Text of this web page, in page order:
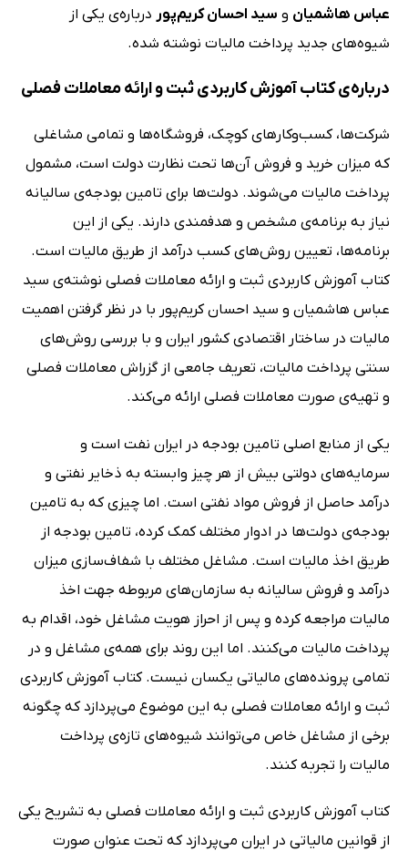
عباس هاشمیان و سید احسان کریم‌پور درباره‌ی یکی از
شیوه‌های جدید پرداخت مالیات نوشته شده.
درباره‌ی کتاب آموزش کاربردی ثبت و ارائه معاملات فصلی
شرکت‌ها، کسب‌وکارهای کوچک، فروشگاه‌ها و تمامی مشاغلی
که میزان خرید و فروش آن‌ها تحت نظارت دولت است، مشمول
پرداخت مالیات می‌شوند. دولت‌ها برای تامین بودجه‌ی سالیانه
نیاز به برنامه‌ی مشخص و هدفمندی دارند. یکی از این
برنامه‌ها، تعیین روش‌های کسب درآمد از طریق مالیات است.
کتاب آموزش کاربردی ثبت و ارائه معاملات فصلی نوشته‌ی سید
عباس هاشمیان و سید احسان کریم‌پور با در نظر گرفتن اهمیت
مالیات در ساختار اقتصادی کشور ایران و با بررسی روش‌های
سنتی پرداخت مالیات، تعریف جامعی از گزراش معاملات فصلی
و تهیه‌ی صورت معاملات فصلی ارائه می‌کند.
یکی از منابع اصلی تامین بودجه در ایران نفت است و
سرمایه‌های دولتی بیش از هر چیز وابسته به ذخایر نفتی و
درآمد حاصل از فروش مواد نفتی است. اما چیزی که به تامین
بودجه‌ی دولت‌ها در ادوار مختلف کمک‌ کرده، تامین بودجه از
طریق اخذ مالیات است. مشاغل مختلف با شفاف‌سازی میزان
درآمد و فروش سالیانه به سازمان‌های مربوطه جهت اخذ
مالیات مراجعه کرده و پس از احراز هویت مشاغل خود، اقدام به
پرداخت مالیات می‌کنند. اما این روند برای همه‌ی مشاغل و در
تمامی پرونده‌های مالیاتی یکسان نیست. کتاب آموزش کاربردی
ثبت و ارائه معاملات فصلی به این موضوع می‌پردازد که چگونه
برخی از مشاغل خاص می‌توانند شیوه‌های تازه‌ی پرداخت
مالیات را تجربه کنند.
کتاب آموزش کاربردی ثبت و ارائه معاملات فصلی به تشریح یکی
از قوانین مالیاتی در ایران می‌پردازد که تحت عنوان صورت